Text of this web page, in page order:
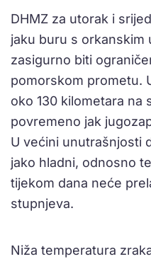
DHMZ za utorak i
jaku buru s orkanskim
zasigurno biti
pomorskom prometu.
oko 130 kilometara na
povremeno jak
U većini unutrašnjosti
jako hladni, odnosno
tijekom dana neće
stupnjeva.
Niža temperatura